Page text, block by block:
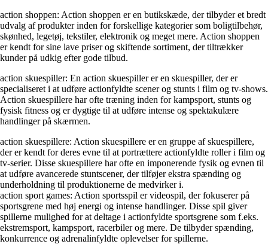
action shoppen: Action shoppen er en butikskæde, der tilbyder et bredt
udvalg af produkter inden for forskellige kategorier som boligtilbehør,
skønhed, legetøj, tekstiler, elektronik og meget mere. Action shoppen
er kendt for sine lave priser og skiftende sortiment, der tiltrækker
kunder på udkig efter gode tilbud.
action skuespiller: En action skuespiller er en skuespiller, der er
specialiseret i at udføre actionfyldte scener og stunts i film og tv-shows.
Action skuespillere har ofte træning inden for kampsport, stunts og
fysisk fitness og er dygtige til at udføre intense og spektakulære
handlinger på skærmen.
action skuespillere: Action skuespillere er en gruppe af skuespillere,
der er kendt for deres evne til at portrættere actionfyldte roller i film og
tv-serier. Disse skuespillere har ofte en imponerende fysik og evnen til
at udføre avancerede stuntscener, der tilføjer ekstra spænding og
underholdning til produktionerne de medvirker i.
action sport games: Action sportsspil er videospil, der fokuserer på
sportsgrene med høj energi og intense handlinger. Disse spil giver
spillerne mulighed for at deltage i actionfyldte sportsgrene som f.eks.
ekstremsport, kampsport, racerbiler og mere. De tilbyder spænding,
konkurrence og adrenalinfyldte oplevelser for spillerne.